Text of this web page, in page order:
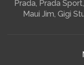
Prada, Prada
Maui Jim, Gigi